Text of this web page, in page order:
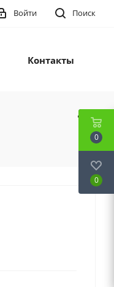
Поиск
Войти
Контакты
0
0